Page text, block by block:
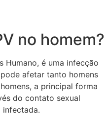
no homem?
Humano, é uma infecção
afetar tanto homens
a principal forma
do contato sexual
infectada.